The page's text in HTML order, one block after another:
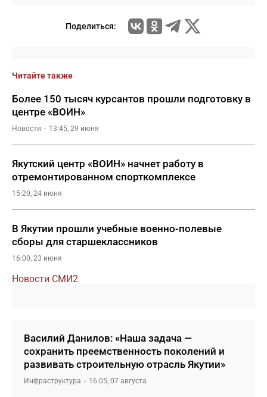
Поделиться:
Читайте также
Более 150 тысяч курсантов прошли подготовку в
центре «ВОИН»
Новости 13:45, 29 июня
Якутский центр «ВОИН» начнет работу в
отремонтированном спорткомплексе
15:20, 24 июня
В Якутии прошли учебные военно-полевые
сборы для старшеклассников
16:00, 23 июня
Новости СМИ2
Василий Данилов: «Наша задача —
сохранить преемственность поколений и
развивать строительную отрасль Якутии»
Инфраструктура 16:05, 07 августа